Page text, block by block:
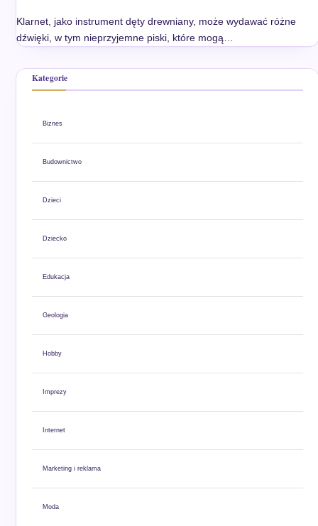
Klarnet, jako instrument dęty drewniany, może wydawać różne
dźwięki, w tym nieprzyjemne piski, które mogą…
Kategorie
Biznes
Budownictwo
Dzieci
Dziecko
Edukacja
Geologia
Hobby
Imprezy
Internet
Marketing i reklama
Moda